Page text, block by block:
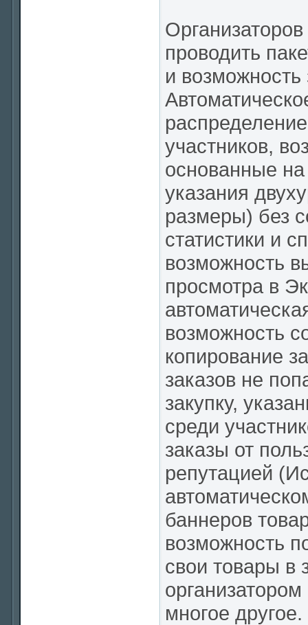
проводить
и
участников,
основанные
указания
размеры) без
статистики и
возможность
просмотра в
возможность
копирование
заказов не
закупку,
среди
заказы от
репутацией
баннеров
возможность
свои товары в
многое другое.